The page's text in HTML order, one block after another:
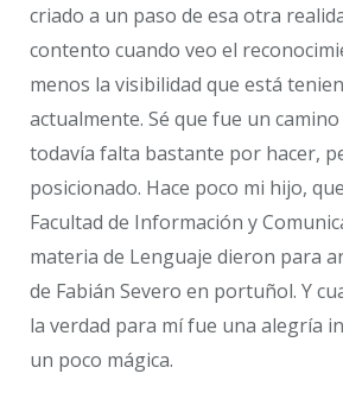
criado a un paso de esa otra
contento cuando veo el
menos la visibilidad que está
actualmente. Sé que fue un
todavía falta bastante por hacer,
posicionado. Hace poco mi hijo,
Facultad de Información y
materia de Lenguaje dieron para
de Fabián Severo en portuñol. Y
la verdad para mí fue una alegría
un poco mágica.